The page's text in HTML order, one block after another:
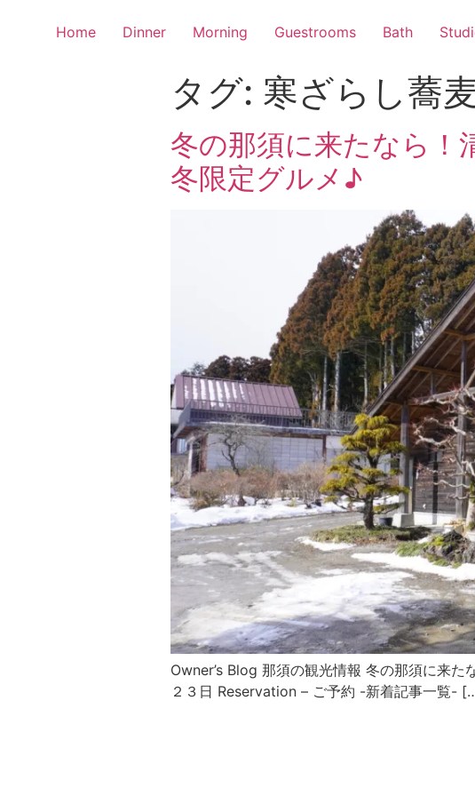
Home Dinner Morning Guestrooms Bath
タグ: 寒ざらし蕎
冬の那須に来たなら！
冬限定グルメ♪
Owner’s Blog 那須の観光情報 冬の那須に来
２３日 Reservation – ご予約 -新着記事一覧-